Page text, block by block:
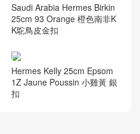
Saudi Arabia Hermes Birkin
25cm 93 Orange 橙色南非K
K鴕鳥皮金扣
Hermes Kelly 25cm Epsom
1Z Jaune Poussin 小雞黃 銀
扣